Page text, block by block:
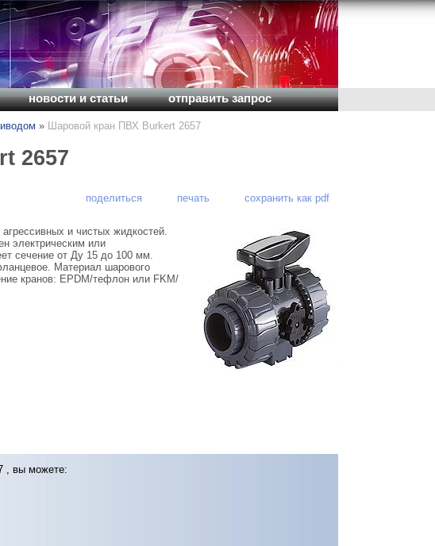
новости и статьи отправить запрос
» Шаровой кран ПВХ Burkert 2657
2657
поделиться печать сохранить как pdf
и чистых жидкостей.
электрическим или
сечение от Ду 15 до 100 мм.
Материал шарового
кранов: EPDM/тефлон или FKM/
, вы можете: